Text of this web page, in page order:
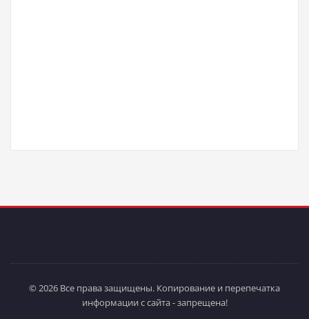
© 2026 Все права защищены. Копирование и перепечатка
информации с сайта - запрещена!